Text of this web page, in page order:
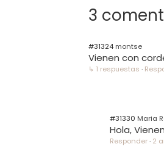
3
#31324 montse
Vienen con
↳ 1 respuestas ·
#31330 Maria
Hola,
Responder· 2